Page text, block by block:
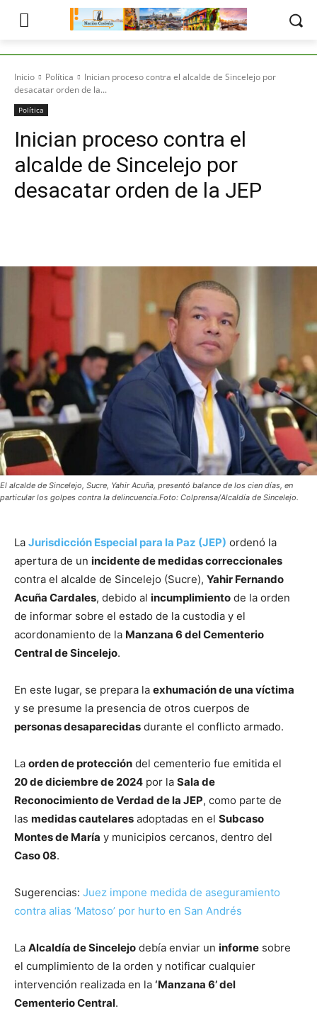
Inicio Política
Inician proceso contra el alcalde de Sincelejo por
desacatar orden de la...
Política
Inician proceso contra el
alcalde de Sincelejo por
desacatar orden de la JEP
El alcalde de Sincelejo, Sucre, Yahir Acuña, presentó balance de los cien días, en
particular los golpes contra la delincuencia.Foto: Colprensa/Alcaldía de Sincelejo.
La Jurisdicción Especial para la Paz (JEP) ordenó la
apertura de un incidente de medidas correccionales
contra el alcalde de Sincelejo (Sucre), Yahir Fernando
Acuña Cardales, debido al incumplimiento de la orden
de informar sobre el estado de la custodia y el
acordonamiento de la Manzana 6 del Cementerio
Central de Sincelejo.
En este lugar, se prepara la exhumación de una víctima
y se presume la presencia de otros cuerpos de
personas desaparecidas durante el conflicto armado.
La orden de protección del cementerio fue emitida el
20 de diciembre de 2024 por la Sala de
Reconocimiento de Verdad de la JEP, como parte de
las medidas cautelares adoptadas en el Subcaso
Montes de María y municipios cercanos, dentro del
Caso 08.
Sugerencias: Juez impone medida de aseguramiento
contra alias ‘Matoso’ por hurto en San Andrés
La Alcaldía de Sincelejo debía enviar un informe sobre
el cumplimiento de la orden y notificar cualquier
intervención realizada en la ‘Manzana 6’ del
Cementerio Central.